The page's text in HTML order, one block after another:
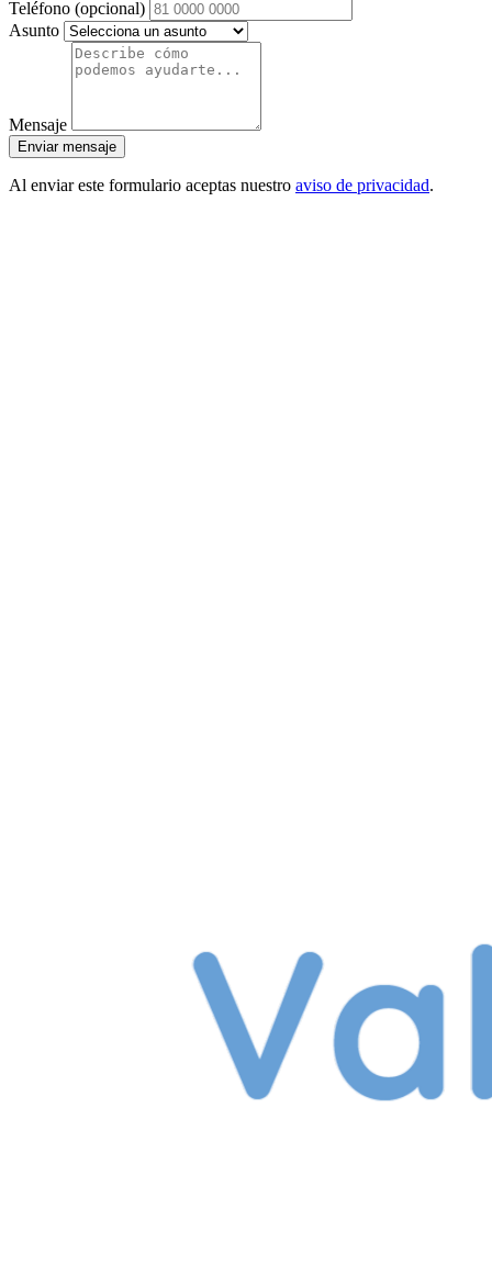
Teléfono (opcional)
Asunto
Mensaje
Enviar mensaje
Al enviar este formulario aceptas nuestro aviso de privacidad.